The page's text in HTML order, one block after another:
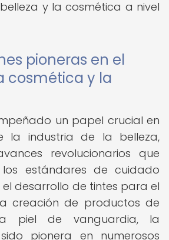
y la cosmética a nivel
pioneras en el
cosmética y la
un papel crucial en
la industria de la belleza,
revolucionarios que
estándares de cuidado
el desarrollo de tintes para el
creación de productos de
piel de vanguardia, la
pionera en numerosos